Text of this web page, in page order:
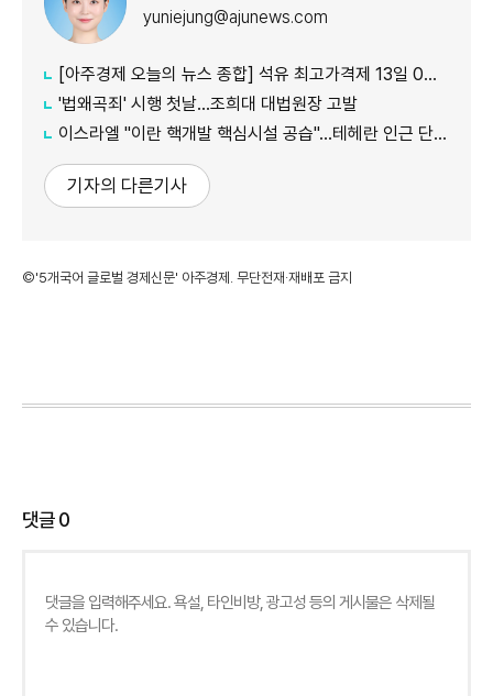
yuniejung@ajunews.com
[아주경제 오늘의 뉴스 종합] 석유 최고가격제 13일 0시부터 시행...도매가 기준 휘발유 1724원·경유 1713원 外
'법왜곡죄' 시행 첫날…조희대 대법원장 고발
이스라엘 "이란 핵개발 핵심시설 공습"…테헤란 인근 단지 타격
기자의 다른기사
©'5개국어 글로벌 경제신문' 아주경제. 무단전재·재배포 금지
댓글0